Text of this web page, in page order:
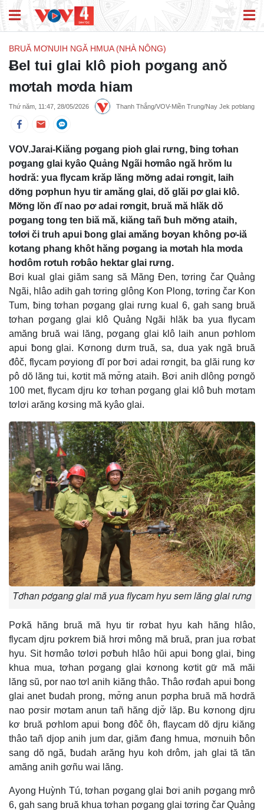
BRUĂ MƠNUIH NGĂ HMUA (NHÀ NÔNG)
Ƀel tui glai klô pioh pơgang anŏ
mơtah mơda hiam
Thứ năm, 11:47, 28/05/2026 Thanh Thắng/VOV-Miền Trung/Nay Jek pơblang
VOV.Jarai-Kiăng pơgang pioh glai rưng, ƀing tơhan
pơgang glai kyâo Quảng Ngãi hơmâo ngă hrŏm lu
hơdră: yua flycam krăp lăng mơ̆ng adai rơngit, laih
dơ̆ng pơphun hyu tir amăng glai, dŏ glăi pơ glai klô.
Mơ̆ng lŏn đĭ nao pơ adai rơngit, bruă mă hlăk dŏ
pơgang tong ten biă mă, kiăng tañ ƀuh mơ̆ng ataih,
tơlơi či truh apui ƀong glai amăng bơyan không pơ-iă
kơtang phang khôt hăng pơgang ia mơtah hla mơda
hơdôm rơtuh rơbâo hektar glai rưng.
Ƀơi kual glai giăm sang să Măng Đen, tơring čar Quảng
Ngãi, hlâo adih gah tơring glông Kon Plong, tơring čar Kon
Tum, ƀing tơhan pơgang glai rưng kual 6, gah sang bruă
tơhan pơgang glai klô Quảng Ngãi hlăk ba yua flycam
amăng bruă wai lăng, pơgang glai klô laih anun pơhlom
apui ƀong glai. Kơnong dưm truă, sa, dua yak ngă bruă
đôč, flycam pơyiong đĭ por ƀơi adai rơngit, ba glăi rung kơ
pô dŏ lăng tui, kơtit mă mơ̆ng ataih. Ƀơi anih dlông pơngŏ
100 met, flycam djru kơ tơhan pơgang glai klô ƀuh mơtam
tơlơi arăng kơsing mă kyâo glai.
Tơhan pơgang glai mă yua flycam hyu sem lăng glai rưng
Pơkă hăng bruă mă hyu tir rơbat hyu kah hăng hlâo,
flycam djru pơkrem ƀiă hrơi mông mă bruă, pran jua rơbat
hyu. Sit hơmâo tơlơi pơƀuh hlâo hŭi apui ƀong glai, ƀing
khua mua, tơhan pơgang glai kơnong kơtit gư̆ mă măi
lăng sŭ, por nao tơl anih kiăng thâo. Thâo rơđah apui ƀong
glai anet ƀudah prong, mơ̆ng anun pơpha bruă mă hơdră
nao pơsir mơtam anun tañ hăng djơ̆ lăp. Ƀu kơnong djru
kơ bruă pơhlom apui ƀong đôč ôh, flaycam dŏ djru kiăng
thâo tañ djop anih jum dar, giăm đang hmua, mơnuih ƀôn
sang dŏ ngă, ƀudah arăng hyu koh drôm, jah glai tă tăn
amăng anih gơñu wai lăng.
Ayong Huỳnh Tú, tơhan pơgang glai ƀơi anih pơgang mrô
6, gah sang bruă khua tơhan pơgang glai tơring čar Quảng